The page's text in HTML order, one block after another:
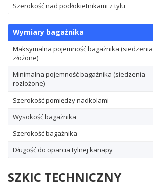
Szerokość nad podłokietnikami z tyłu
Wymiary bagażnika
Maksymalna pojemność bagażnika (siedzenia
złożone)
Minimalna pojemność bagażnika (siedzenia
rozłożone)
Szerokość pomiędzy nadkolami
Wysokość bagażnika
Szerokość bagażnika
Długość do oparcia tylnej kanapy
SZKIC TECHNICZNY